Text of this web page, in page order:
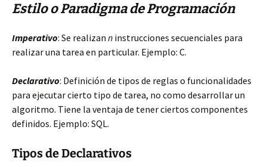
Estilo o Paradigma de Programación
Imperativo: Se realizan n instrucciones secuenciales para
realizar una tarea en particular. Ejemplo: C.
Declarativo: Definición de tipos de reglas o funcionalidades
para ejecutar cierto tipo de tarea, no como desarrollar un
algoritmo. Tiene la ventaja de tener ciertos componentes
definidos. Ejemplo: SQL.
Tipos de Declarativos